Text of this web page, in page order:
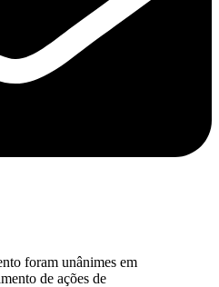
foram unânimes em
de ações de